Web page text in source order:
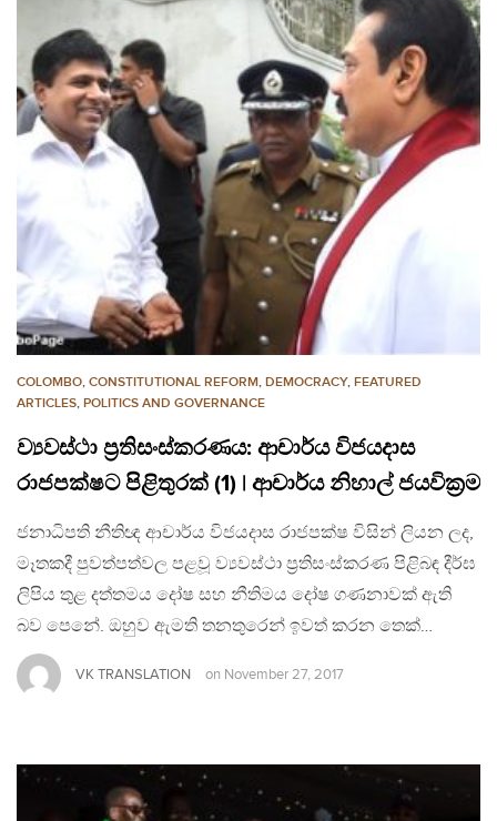
COLOMBO, CONSTITUTIONAL REFORM, DEMOCRACY, FEATURED
ARTICLES, POLITICS AND GOVERNANCE
ව්‍යවස්ථා ප‍්‍රතිසංස්කරණය: ආචාර්ය විජයදාස
රාජපක්ෂට පිළිතුරක් (1) | ආචාර්ය නිහාල් ජයවික‍්‍රම
ජනාධිපති නීතිඥ ආචාර්ය විජයදාස රාජපක්ෂ විසින් ලියන ලද,
මෑතකදී පුවත්පත්වල පළවූ ව්‍යවස්ථා ප‍්‍රතිසංස්කරණ පිළිබඳ දීර්ඝ
ලිපිය තුළ දත්තමය දෝෂ සහ නීතිමය දෝෂ ගණනාවක් ඇති
බව පෙනේ. ඔහුව ඇමති තනතුරෙන් ඉවත් කරන තෙක්…
VK TRANSLATION on November 27, 2017